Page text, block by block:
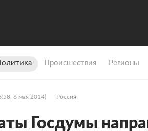
Политика Происшествия Регионы
6 мая 2014) Россия
Госдумы